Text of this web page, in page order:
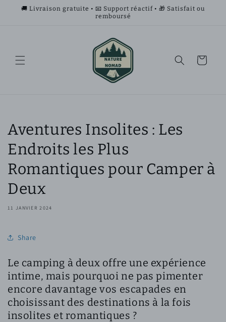
passer
🚚 Livraison gratuite • 📧 Support réactif • 🎁 Satisfait ou
remboursé
Panier
Aventures Insolites : Les
Endroits les Plus
Romantiques pour Camper à
Deux
11 JANVIER 2024
Share
Le camping à deux offre une expérience
intime, mais pourquoi ne pas pimenter
encore davantage vos escapades en
choisissant des destinations à la fois
insolites et romantiques ?